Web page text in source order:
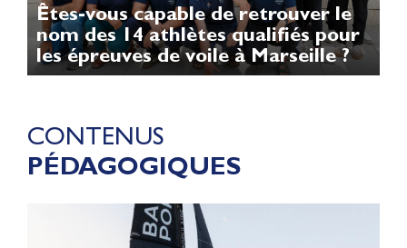
Êtes-vous capable de retrouver le
nom des 14 athlètes qualifiés pour
les épreuves de voile à Marseille ?
CONTENUS
PÉDAGOGIQUES